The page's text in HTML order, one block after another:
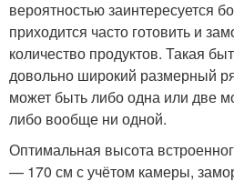
вероятностью заинтересуется
приходится часто готовить и
количество продуктов. Такая
довольно широкий размерный
может быть либо одна или две
либо вообще ни одной.
Оптимальная высота
— 170 см с учётом камеры,